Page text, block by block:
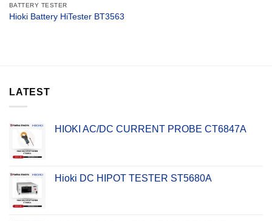
BATTERY TESTER
Hioki Battery HiTester BT3563
LATEST
HIOKI AC/DC CURRENT PROBE CT6847A
Hioki DC HIPOT TESTER ST5680A